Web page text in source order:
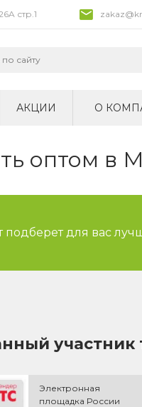
стр.1
АКЦИИ О
оптом
подберет для вас
Электронная
площадка России